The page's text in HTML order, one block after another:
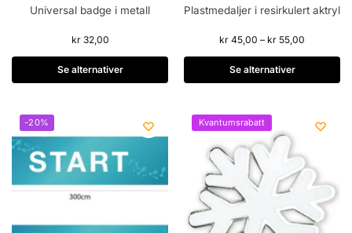
Universal badge i metall
kr32,00
Se alternativer
Plastmedaljer i resirkulert aktryl
kr 45,00 – kr 55,00
Se alternativer
-20% Kvantumsrabatt